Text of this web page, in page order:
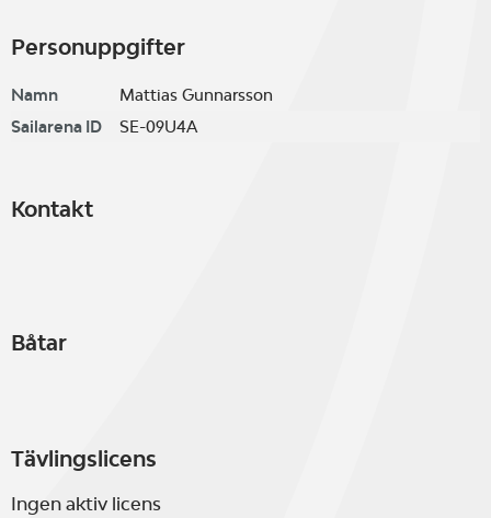
Personuppgifter
Namn
Mattias Gunnarsson
Sailarena ID
SE-09U4A
Kontakt
Båtar
Tävlingslicens
Ingen aktiv licens